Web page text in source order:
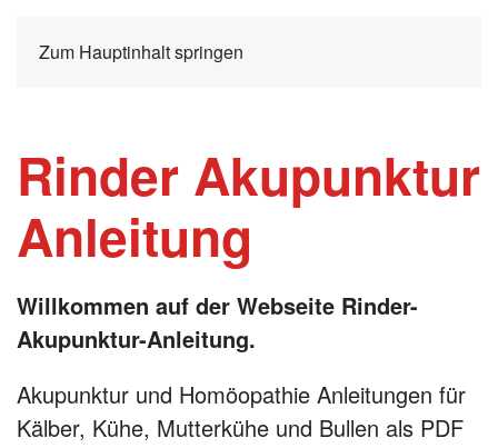
Zum Hauptinhalt springen
Rinder Akupunktur
Anleitung
Willkommen auf der Webseite Rinder-
Akupunktur-Anleitung.
Akupunktur und Homöopathie Anleitungen für
Kälber, Kühe, Mutterkühe und Bullen als PDF